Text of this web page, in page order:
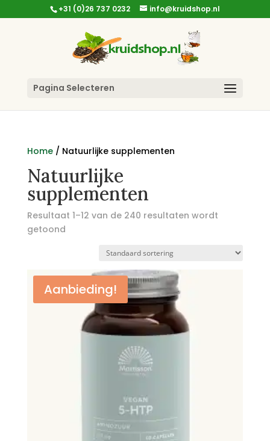
+31 (0)26 737 0232 info@kruidshop.nl
Pagina Selecteren
Home/ Natuurlijke supplementen
Natuurlijke
supplementen
Resultaat 1–12 van de 240 resultaten wordt
getoond
Aanbieding!